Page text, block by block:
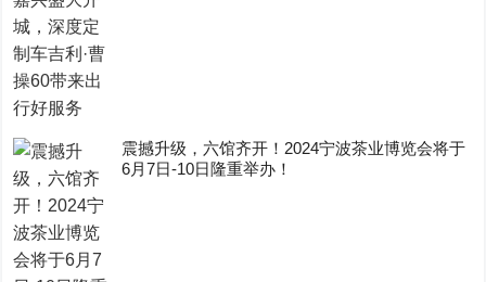
震撼升级，六馆齐开！2024宁波茶业博览会将于
6月7日-10日隆重举办！